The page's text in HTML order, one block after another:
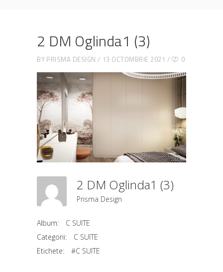
2 DM Oglinda1 (3)
BY PRISMA DESIGN 13 OCTOMBRIE 2021 0
2 DM Oglinda1 (3)
Prisma Design
Album:
C SUITE
Categorii:
C SUITE
Etichete:
#C SUITE